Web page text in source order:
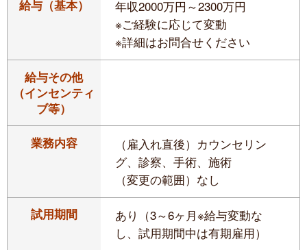
給与（基本）
年収2000万円～2300万円
※ご経験に応じて変動
※詳細はお問合せください
給与その他
（インセンティ
ブ等）
業務内容
（雇入れ直後）カウンセリン
グ、診察、手術、施術
（変更の範囲）なし
試用期間
あり（3～6ヶ月※給与変動な
し、試用期間中は有期雇用）